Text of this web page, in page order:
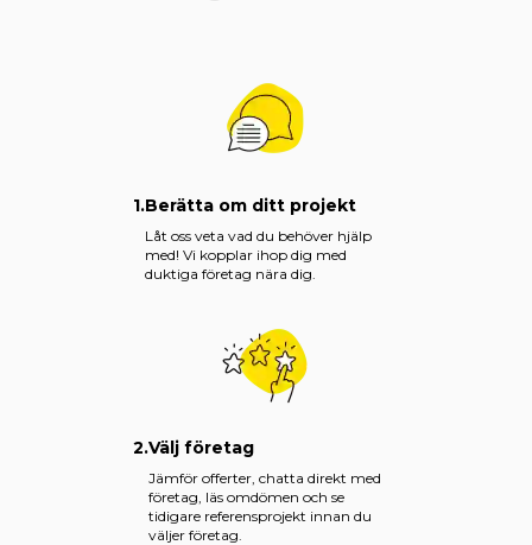
1.Berätta om ditt projekt
Låt oss veta vad du behöver hjälp
med! Vi kopplar ihop dig med
duktiga företag nära dig.
2.Välj företag
Jämför offerter, chatta direkt med
företag, läs omdömen och se
tidigare referensprojekt innan du
väljer företag.